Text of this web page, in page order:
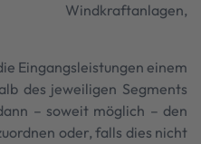
Windkraftanlagen,
Eingangsleistungen einem
des jeweiligen Segments
– soweit möglich – den
oder, falls dies nicht